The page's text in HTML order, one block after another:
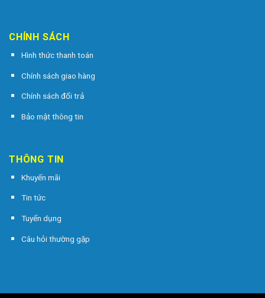
CHÍNH SÁCH
Hình thức thanh toán
Chính sách giao hàng
Chính sách đổi trả
Bảo mật thông tin
THÔNG TIN
Khuyến mãi
Tin tức
Tuyển dụng
Câu hỏi thường gặp